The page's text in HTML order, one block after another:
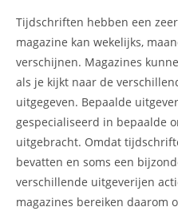
Tijdschriften hebben een
magazine kan wekelijks,
verschijnen. Magazines
als je kijkt naar de
uitgegeven. Bepaalde
gespecialiseerd in bepaalde
uitgebracht. Omdat
bevatten en soms een
verschillende uitgeverijen
magazines bereiken daarom